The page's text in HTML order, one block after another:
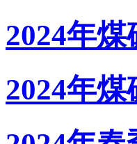
2024年
2024年